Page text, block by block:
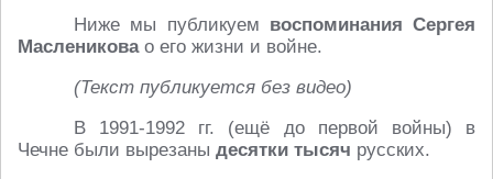
Ниже мы публикуем воспоминания Сергея
Маслениковао его жизни и войне.
(Текст публикуется без видео)
В 1991-1992 гг. (ещё до первой войны) в
Чечне были вырезаны десятки тысяч русских.